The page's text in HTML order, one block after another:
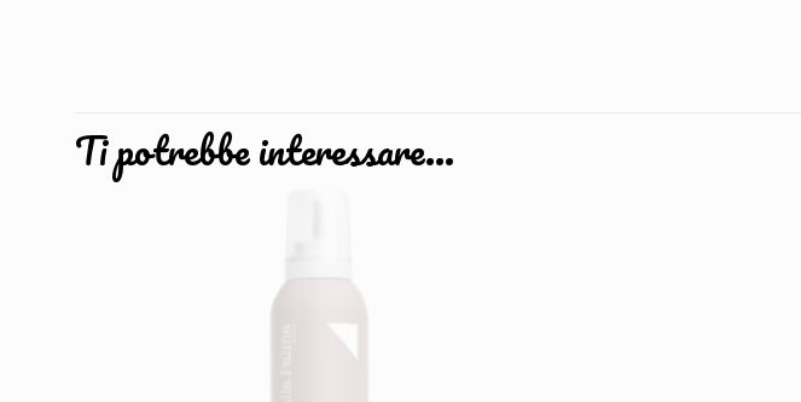
Ti potrebbe interessare…